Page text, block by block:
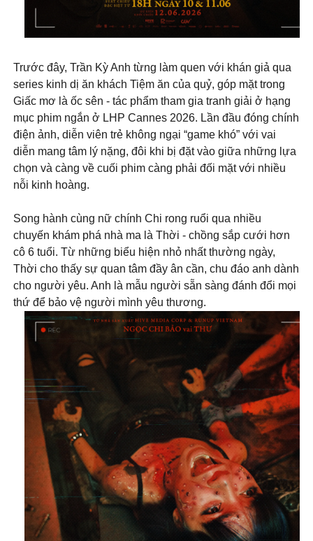
Trước đây, Trần Kỳ Anh từng làm quen với khán giả qua
series kinh dị ăn khách Tiệm ăn của quỷ, góp mặt trong
Giấc mơ là ốc sên - tác phẩm tham gia tranh giải ở hạng
mục phim ngắn ở LHP Cannes 2026. Lần đầu đóng chính
điện ảnh, diễn viên trẻ không ngại “game khó” với vai
diễn mang tâm lý nặng, đôi khi bị đặt vào giữa những lựa
chọn và càng về cuối phim càng phải đối mặt với nhiều
nỗi kinh hoàng.
Song hành cùng nữ chính Chi rong ruổi qua nhiều
chuyến khám phá nhà ma là Thời - chồng sắp cưới hơn
cô 6 tuổi. Từ những biểu hiện nhỏ nhất thường ngày,
Thời cho thấy sự quan tâm đầy ân cần, chu đáo anh dành
cho người yêu. Anh là mẫu người sẵn sàng đánh đổi mọi
thứ để bảo vệ người mình yêu thương.